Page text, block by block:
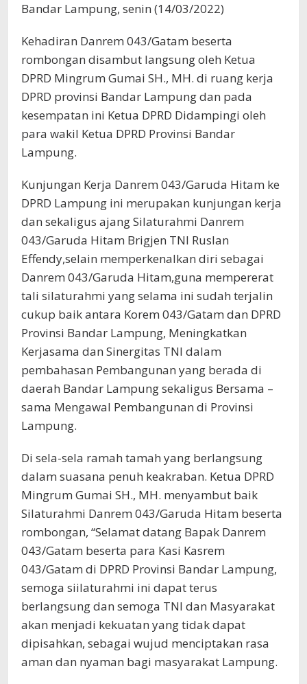
Bandar Lampung, senin (14/03/2022)
Kehadiran Danrem 043/Gatam beserta
rombongan disambut langsung oleh Ketua
DPRD Mingrum Gumai SH., MH. di ruang kerja
DPRD provinsi Bandar Lampung dan pada
kesempatan ini Ketua DPRD Didampingi oleh
para wakil Ketua DPRD Provinsi Bandar
Lampung.
Kunjungan Kerja Danrem 043/Garuda Hitam ke
DPRD Lampung ini merupakan kunjungan kerja
dan sekaligus ajang Silaturahmi Danrem
043/Garuda Hitam Brigjen TNI Ruslan
Effendy,selain memperkenalkan diri sebagai
Danrem 043/Garuda Hitam,guna mempererat
tali silaturahmi yang selama ini sudah terjalin
cukup baik antara Korem 043/Gatam dan DPRD
Provinsi Bandar Lampung, Meningkatkan
Kerjasama dan Sinergitas TNI dalam
pembahasan Pembangunan yang berada di
daerah Bandar Lampung sekaligus Bersama –
sama Mengawal Pembangunan di Provinsi
Lampung.
Di sela-sela ramah tamah yang berlangsung
dalam suasana penuh keakraban. Ketua DPRD
Mingrum Gumai SH., MH. menyambut baik
Silaturahmi Danrem 043/Garuda Hitam beserta
rombongan, “Selamat datang Bapak Danrem
043/Gatam beserta para Kasi Kasrem
043/Gatam di DPRD Provinsi Bandar Lampung,
semoga siilaturahmi ini dapat terus
berlangsung dan semoga TNI dan Masyarakat
akan menjadi kekuatan yang tidak dapat
dipisahkan, sebagai wujud menciptakan rasa
aman dan nyaman bagi masyarakat Lampung.